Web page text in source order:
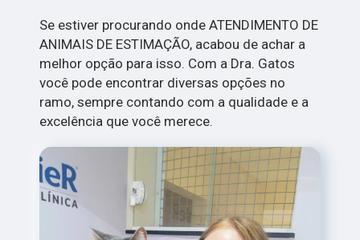
Se estiver procurando onde ATENDIMENTO DE
ANIMAIS DE ESTIMAÇÃO, acabou de achar a
melhor opção para isso. Com a Dra. Gatos
você pode encontrar diversas opções no
ramo, sempre contando com a qualidade e a
excelência que você merece.